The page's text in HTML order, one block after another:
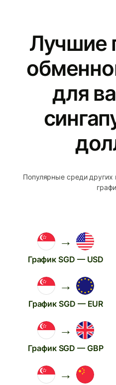
Лучшие
для
Популярные среди других
→
График SGD — USD
→
График SGD — EUR
→
График SGD — GBP
→